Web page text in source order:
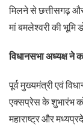
मिलने से छत्तीसगढ़
मां बमलेश्वरी की
विधानसभाअध्यक्षने
पूर्व मुख्यमंत्री एवं
एक्सप्रेस के शुभारंभ
महाराष्ट्र और